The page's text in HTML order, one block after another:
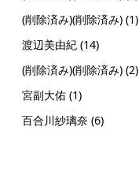
(削除済み)(削除済み) (1)
渡辺美由紀 (14)
(削除済み)(削除済み) (2)
宮副大佑 (1)
百合川紗璃奈 (6)